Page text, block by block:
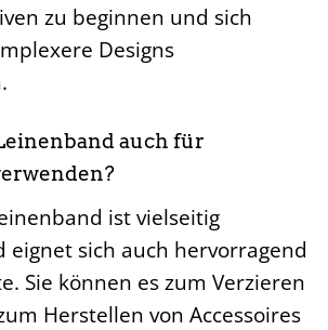
zu beginnen und sich
Designs
auch für
ist vielseitig
eignet sich auch hervorragend
Sie können es zum Verzieren
Herstellen von Accessoires